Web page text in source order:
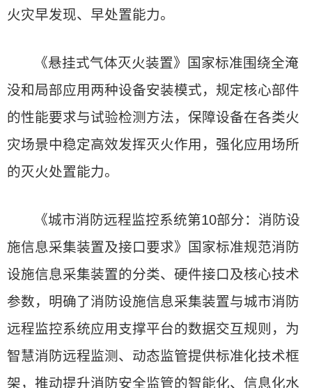
火灾早发现、早处置能力。
《悬挂式气体灭火装置》国家标准围绕全淹
没和局部应用两种设备安装模式，规定核心部件
的性能要求与试验检测方法，保障设备在各类火
灾场景中稳定高效发挥灭火作用，强化应用场所
的灭火处置能力。
《城市消防远程监控系统第10部分：消防设
施信息采集装置及接口要求》国家标准规范消防
设施信息采集装置的分类、硬件接口及核心技术
参数，明确了消防设施信息采集装置与城市消防
远程监控系统应用支撑平台的数据交互规则，为
智慧消防远程监测、动态监管提供标准化技术框
架，推动提升消防安全监管的智能化、信息化水